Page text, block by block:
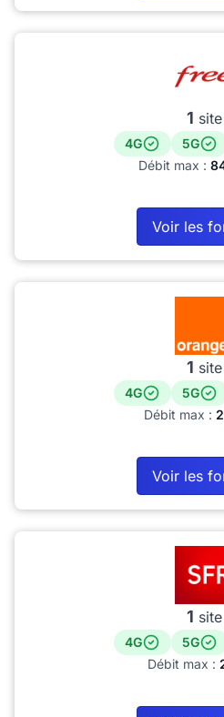
1 site
4G 5G
Débit max :
Voir les
1 site
4G 5G
Débit max :
Voir les
1 site
4G 5G
Débit max :